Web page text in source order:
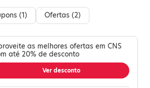
(1) Ofertas (2)
as melhores ofertas em CNS
até 20% de desconto
Ver desconto